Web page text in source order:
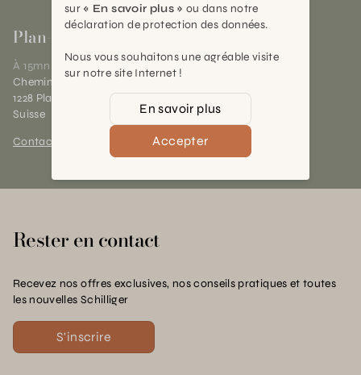
Plan-les-Ouates
À 15mn du centre de Genève
Chemin des Charrotons 25
1228 Plan-les-Ouates (GE)
Suisse
Contact et horaires
Rester en contact
Recevez nos offres exclusives, nos conseils pratiques et toutes
les nouvelles Schilliger
S'inscrire
sur « En savoir plus » ou dans notre
déclaration de protection des données.
Nous vous souhaitons une agréable visite
sur notre site Internet !
En savoir plus
Accepter